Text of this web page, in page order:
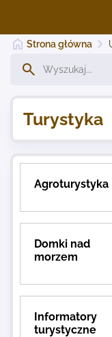
Dodaj stronę
Kontakt
Strona główna
Turystyka
Agroturystyka
Domki nad
morzem
Informatory
turystyczne